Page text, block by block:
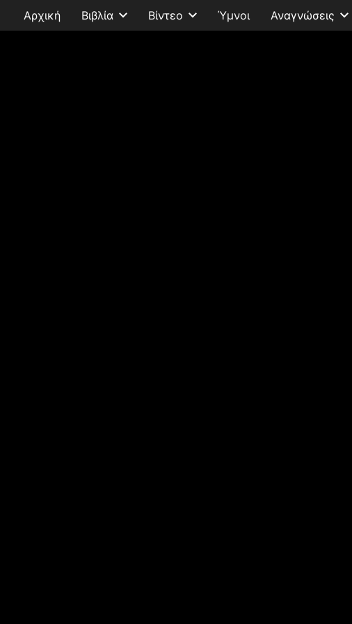
Αρχική Βιβλία Βίντεο Ύμνοι Αναγνώσεις